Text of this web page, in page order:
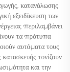
κατανάλωσης
εξειδίκευση των
περιλαμβάνει
τα πρότυπα
αυτόματα τους
τονίζουν
και την